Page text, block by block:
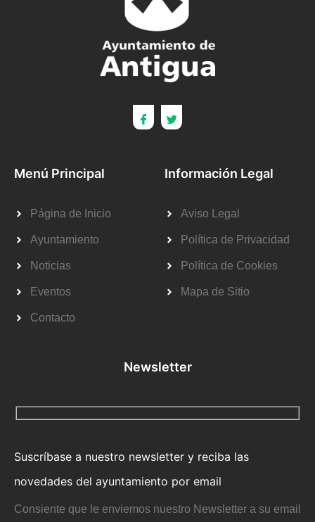
Menú Principal
Página de Inicio
Ayuntamiento
Noticias
Eventos
Contacto
Información Legal
Aviso Legal
Política de Privacidad
Política de Cookies
Mapa de Sitio
Newsletter
Suscríbase a nuestro newsletter y reciba las
novedades del ayuntamiento por email
Consiente que le enviemos nuestro Newsletter a su email